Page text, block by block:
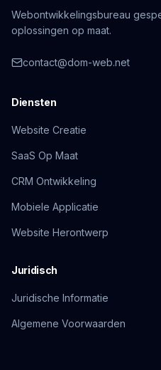
Webontwikkelingsbureau
oplossingen op maat.
contact@dom-web.net
Diensten
Website Creatie
SaaS Op Maat
CRM Ontwikkeling
Mobiele Applicatie
Website Herontwerp
Juridisch
Juridische Informatie
Algemene Voorwaarden